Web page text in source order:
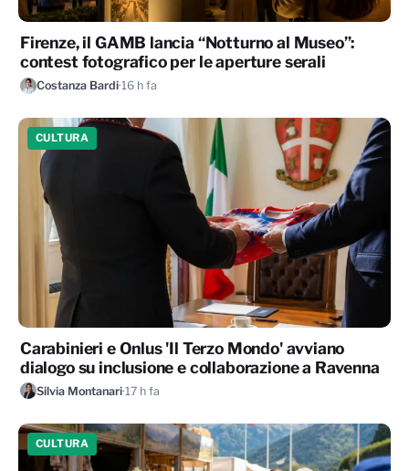
Firenze, il GAMB lancia “Notturno al Museo”:
contest fotografico per le aperture serali
Costanza Bardi·16 h fa
CULTURA
Carabinieri e Onlus 'Il Terzo Mondo' avviano
dialogo su inclusione e collaborazione a Ravenna
Silvia Montanari·17 h fa
CULTURA